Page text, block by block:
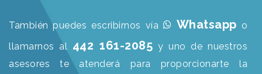
También puedes escribirnos vía Whatsapp o
llamarnos al 442 161-2085 y uno de nuestros
asesores te atenderá para proporcionarte la